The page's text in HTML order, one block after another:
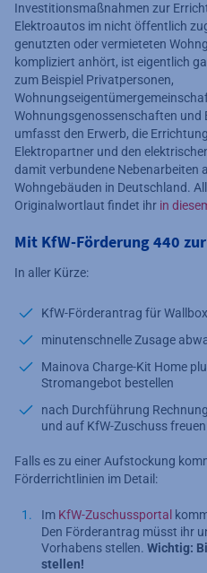
Investitionsmaßnahmen zur
Elektroautos im nicht öffentlich
genutzten oder vermieteten
kompliziert anhört, ist eigentlich
zum Beispiel Privatpersonen,
Wohnungsgenossenschaften und
umfasst den Erwerb, die
Elektropartner und den
damit verbundene Nebenarbeiten
Wohngebäuden in Deutschland.
Originalwortlaut findet ihr in
Mit KfW-Förderung 440
In aller Kürze:
KfW-Förderantrag für
minutenschnelle Zusage
Mainova Charge-Kit Home
Stromangebot bestellen
nach Durchführung
und auf KfW-Zuschuss
Falls es zu einer Aufstockung
Förderrichtlinien im Detail:
Im KfW-Zuschussportal
Den Förderantrag müsst ihr
Vorhabens stellen. Wichtig:
stellen!